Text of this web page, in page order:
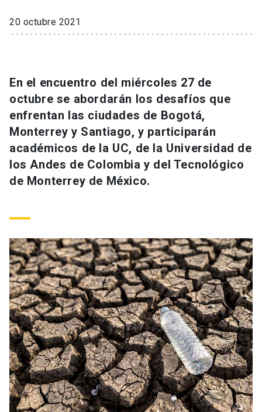
Información para keyboard_arrow_down
Futuros estudiantes
Estudiantes
Académicos
Personal
Alumni launch
Padres y familia
Vecinos launch
Go to english site launch
ACCESOS DIRECTOS
Admisión launch
Mi Portal UC launch
Medios Biblioteca launch
Donaciones launch
20 octubre 2021
En el encuentro del miércoles 27 de
octubre se abordarán los desafíos que
enfrentan las ciudades de Bogotá,
Monterrey y Santiago, y participarán
académicos de la UC, de la Universidad de
los Andes de Colombia y del Tecnológico
de Monterrey de México.